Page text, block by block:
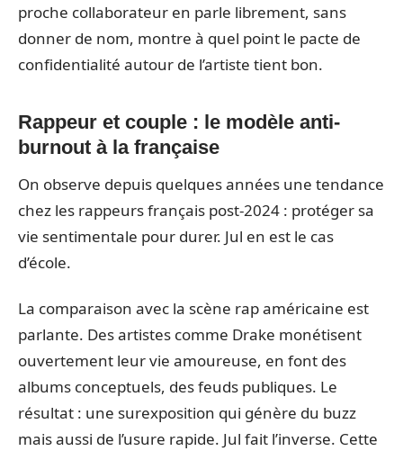
proche collaborateur en parle librement, sans
donner de nom, montre à quel point le pacte de
confidentialité autour de l’artiste tient bon.
Rappeur et couple : le modèle anti-
burnout à la française
On observe depuis quelques années une tendance
chez les rappeurs français post-2024 : protéger sa
vie sentimentale pour durer. Jul en est le cas
d’école.
La comparaison avec la scène rap américaine est
parlante. Des artistes comme Drake monétisent
ouvertement leur vie amoureuse, en font des
albums conceptuels, des feuds publiques. Le
résultat : une surexposition qui génère du buzz
mais aussi de l’usure rapide. Jul fait l’inverse. Cette